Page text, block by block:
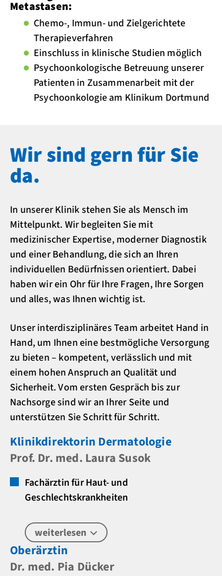
Metastasen:
Chemo-, Immun- und Zielgerichtete
Therapieverfahren
Einschluss in klinische Studien möglich
Psychoonkologische Betreuung unserer
Patienten in Zusammenarbeit mit der
Psychoonkologie am Klinikum Dortmund
Wir sind gern für Sie
da.
In unserer Klinik stehen Sie als Mensch im
Mittelpunkt. Wir begleiten Sie mit
medizinischer Expertise, moderner Diagnostik
und einer Behandlung, die sich an Ihren
individuellen Bedürfnissen orientiert. Dabei
haben wir ein Ohr für Ihre Fragen, Ihre Sorgen
und alles, was Ihnen wichtig ist.
Unser interdisziplinäres Team arbeitet Hand in
Hand, um Ihnen eine bestmögliche Versorgung
zu bieten – kompetent, verlässlich und mit
einem hohen Anspruch an Qualität und
Sicherheit. Vom ersten Gespräch bis zur
Nachsorge sind wir an Ihrer Seite und
unterstützen Sie Schritt für Schritt.
Klinikdirektorin Dermatologie
Prof. Dr. med. Laura Susok
Fachärztin für Haut- und
Geschlechtskrankheiten
weiterlesen
Oberärztin
Dr. med. Pia Dücker